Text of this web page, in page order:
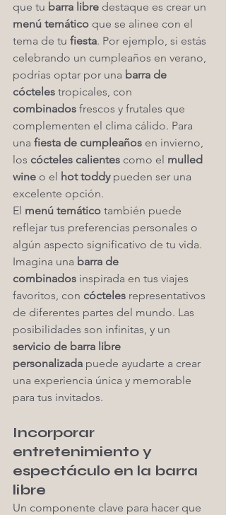
que tu barra libre destaque es crear un
menú temático que se alinee con el
tema de tu fiesta. Por ejemplo, si estás
celebrando un cumpleaños en verano,
podrías optar por una barra de
cócteles tropicales, con
combinados frescos y frutales que
complementen el clima cálido. Para
una fiesta de cumpleaños en invierno,
los cócteles calientes como el mulled
wine o el hot toddy pueden ser una
excelente opción.
El menú temático también puede
reflejar tus preferencias personales o
algún aspecto significativo de tu vida.
Imagina una barra de
combinados inspirada en tus viajes
favoritos, con cócteles representativos
de diferentes partes del mundo. Las
posibilidades son infinitas, y un
servicio de barra libre
personalizada puede ayudarte a crear
una experiencia única y memorable
para tus invitados.
Incorporar
entretenimiento y
espectáculo en la barra
libre
Un componente clave para hacer que